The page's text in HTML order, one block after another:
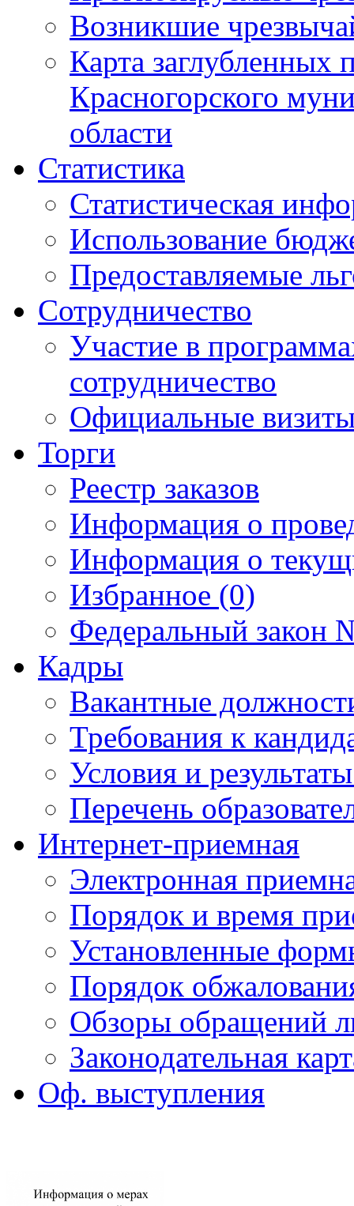
Возникшие
Карта
Красногорского
области
Статистика
Статистическая
Использование
Предоставляемые
Сотрудничество
Участие в
сотрудничество
Официальные
Торги
Реестр заказов
Информация о
Информация о
Избранное (0)
Федеральный закон
Кадры
Вакантные
Требования к
Условия и
Перечень
Интернет-приемная
Электронная
Порядок и время
Установленные
Порядок
Обзоры обращений
Законодательная
Оф. выступления